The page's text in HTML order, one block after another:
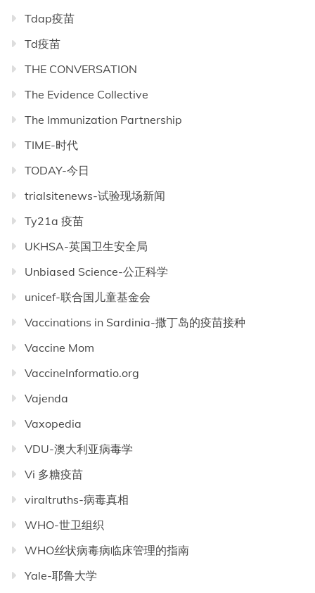
Tdap疫苗
Td疫苗
THE CONVERSATION
The Evidence Collective
The Immunization Partnership
TIME-时代
TODAY-今日
trialsitenews-试验现场新闻
Ty21a 疫苗
UKHSA-英国卫生安全局
Unbiased Science-公正科学
unicef-联合国儿童基金会
Vaccinations in Sardinia-撒丁岛的疫苗接种
Vaccine Mom
VaccineInformatio.org
Vajenda
Vaxopedia
VDU-澳大利亚病毒学
Vi 多糖疫苗
viraltruths-病毒真相
WHO-世卫组织
WHO丝状病毒病临床管理的指南
Yale-耶鲁大学